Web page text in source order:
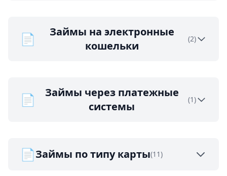
📄
Займы на электронные
кошельки
(2)
📄
Займы через платежные
системы
(1)
📄Займы по типу карты(11)